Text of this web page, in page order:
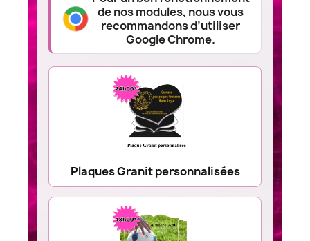
de nos modules, nous vous
recommandons d’utiliser
Google Chrome.
Plaques Granit personnalisées